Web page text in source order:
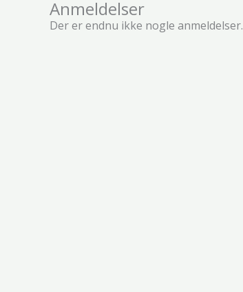
Anmeldelser
Der er endnu ikke nogle anmeldelser.